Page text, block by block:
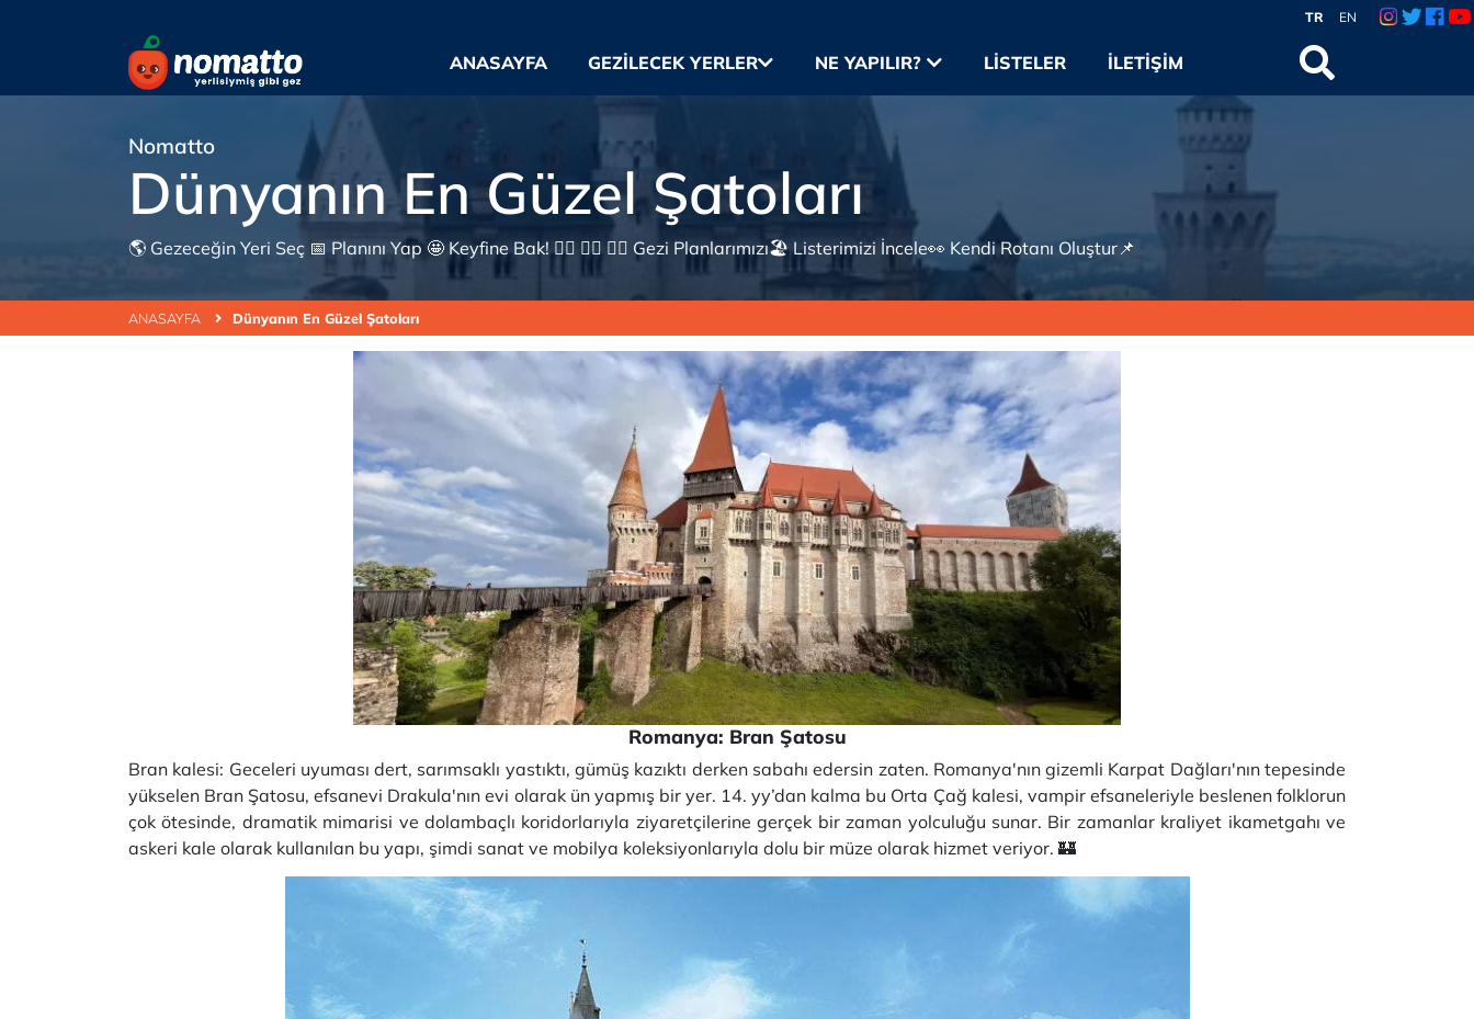
TR EN
ANASAYFA GEZILECEK YERLER NE YAPILIR? LISTELER İLETIŞIM
ANASAYFA Dünyanın En Güzel Şatoları
Nomatto
Dünyanın En Güzel Şatoları
🌎 Gezeceğin Yeri Seç 📅 Planını Yap 🤩 Keyfine Bak! 👇🏼 👇🏼 👇🏼 Gezi Planlarımızı🏖 Listerimizi İncele👀 Kendi Rotanı Oluştur📌
Romanya: Bran Şatosu
Bran kalesi: Geceleri uyuması dert, sarımsaklı yastıktı, gümüş kazıktı derken sabahı edersin zaten. Romanya'nın gizemli Karpat Dağları'nın tepesinde
yükselen Bran Şatosu, efsanevi Drakula'nın evi olarak ün yapmış bir yer. 14. yy’dan kalma bu Orta Çağ kalesi, vampir efsaneleriyle beslenen folklorun
çok ötesinde, dramatik mimarisi ve dolambaçlı koridorlarıyla ziyaretçilerine gerçek bir zaman yolculuğu sunar. Bir zamanlar kraliyet ikametgahı ve
askeri kale olarak kullanılan bu yapı, şimdi sanat ve mobilya koleksiyonlarıyla dolu bir müze olarak hizmet veriyor. 🏰